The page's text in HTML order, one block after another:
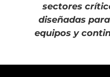
sectores
diseñadas
equipos y